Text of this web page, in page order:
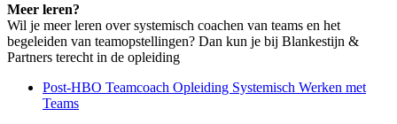
Meer leren?
Wil je meer leren over systemisch coachen van teams en het
begeleiden van teamopstellingen? Dan kun je bij Blankestijn &
Partners terecht in de opleiding
Post-HBO Teamcoach Opleiding Systemisch Werken met
Teams